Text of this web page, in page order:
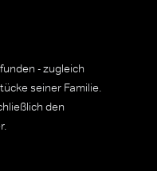
- zugleich
seiner Familie.
den